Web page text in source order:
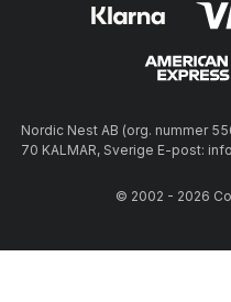
Nordic Nest AB (org. nummer
70 KALMAR, Sverige E-post:
© 2002 - 2026